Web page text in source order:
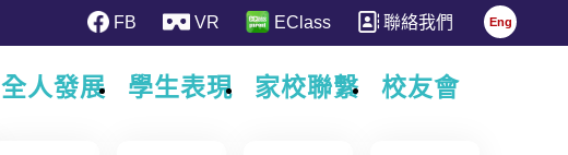
FB VR EClass 聯絡我們 Eng
全人發展 學生表現 家校聯繫 校友會